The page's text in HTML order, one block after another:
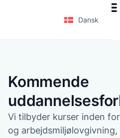
Dansk
Kommende
Vi tilbyder kurser inden
og arbejdsmiljølovgivning,